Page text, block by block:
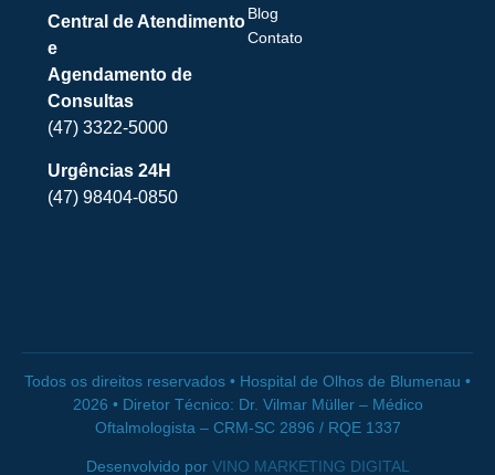
Central de Atendimento
e
Agendamento de
Consultas
(47) 3322-5000
Urgências 24H
(47) 98404-0850
Blog
Contato
Todos os direitos reservados • Hospital de Olhos de Blumenau •
2026 • Diretor Técnico: Dr. Vilmar Müller – Médico
Oftalmologista – CRM-SC 2896 / RQE 1337
Desenvolvido por VINO MARKETING DIGITAL